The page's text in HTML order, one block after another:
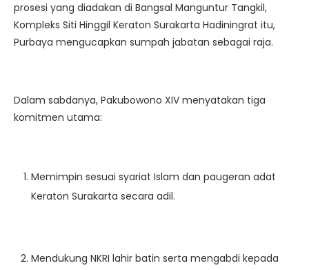
prosesi yang diadakan di Bangsal Manguntur Tangkil,
Kompleks Siti Hinggil Keraton Surakarta Hadiningrat itu,
Purbaya mengucapkan sumpah jabatan sebagai raja.
Dalam sabdanya, Pakubowono XIV menyatakan tiga
komitmen utama:
Memimpin sesuai syariat Islam dan paugeran adat
Keraton Surakarta secara adil.
Mendukung NKRI lahir batin serta mengabdi kepada